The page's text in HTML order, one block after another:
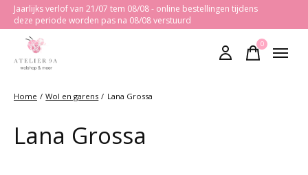
Jaarlijks verlof van 21/07 tem 08/08 - online bestellingen tijdens
deze periode worden pas na 08/08 verstuurd
0items
Home / Wol en garens / Lana Grossa
Lana Grossa